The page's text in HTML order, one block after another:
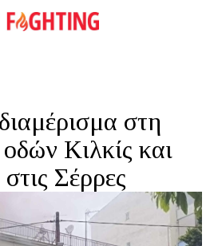
στη
Κιλκίς και
Σέρρες